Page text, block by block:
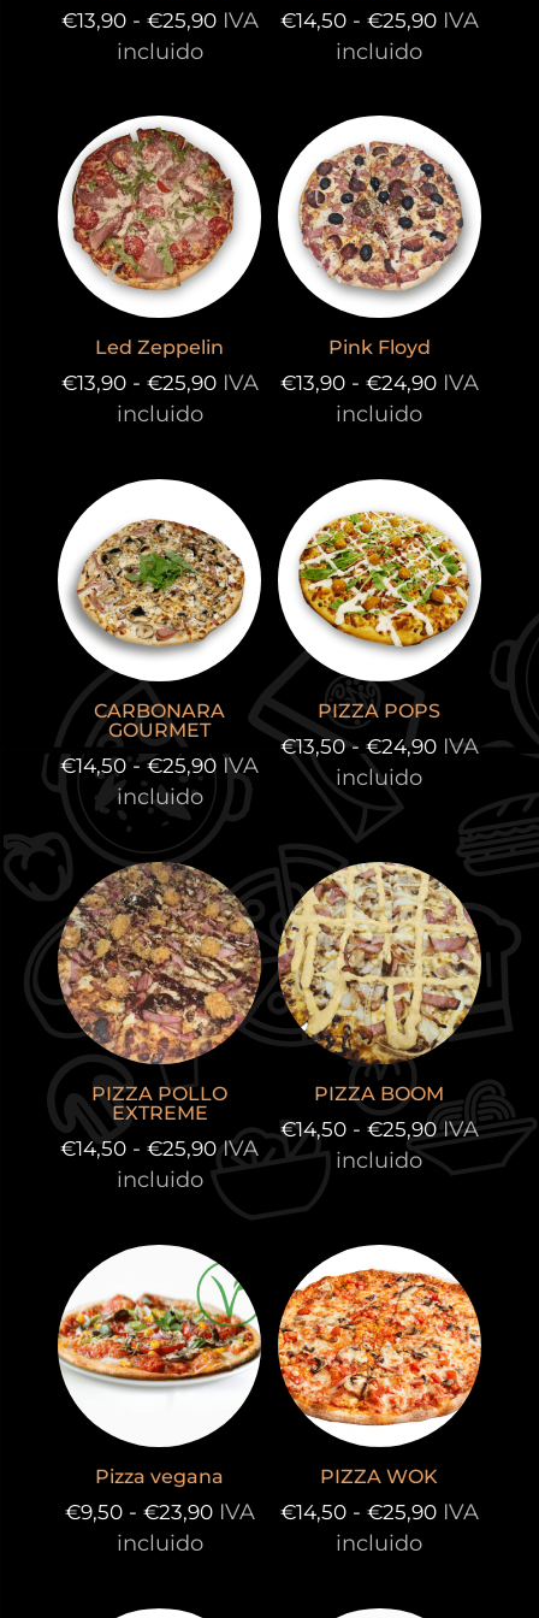
€13,90 - €25,90Rango
€13,90
hasta
€25,90
IVA
incluido
€14,50 - €25,90Rango
€14,50
hasta
€25,90
IVA
incluido
Led Zeppelin
€13,90 - €25,90Rango
€13,90
hasta
€25,90
IVA
incluido
Pink Floyd
€13,90 - €24,90Rango
€13,90
hasta
€24,90
IVA
incluido
CARBONARA
GOURMET
€14,50 - €25,90Rango
de
precios:
desde
€14,50
hasta
€25,90
IVA
incluido
PIZZA POPS
€13,50 - €24,90Rango
precios:
desde
€13,50
hasta
€24,90
IVA
incluido
PIZZA POLLO
EXTREME
€14,50 - €25,90Rango
de
precios:
€14,50
hasta
€25,90
IVA
incluido
PIZZA BOOM
€14,50 - €25,90Rango
de
hasta
€25,90
IVA
incluido
Pizza vegana
€9,50 - €23,90Rango
IVA
incluido
PIZZA WOK
€14,50 - €25,90Rango
IVA
incluido